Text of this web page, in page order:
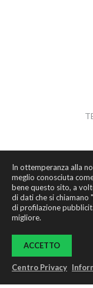
In ottemperanza alla
meglio conosciuta
bene questo sito, a
di dati che si chiamano
di profilazione
migliore.
ACCETTO
Centro Privacy